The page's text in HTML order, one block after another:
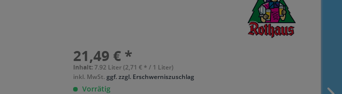
21,49 € *
Inhalt:7.92 Liter (2,71 € * / 1 Liter)
inkl. MwSt.ggf. zzgl. Erschwerniszuschlag
Vorrätig